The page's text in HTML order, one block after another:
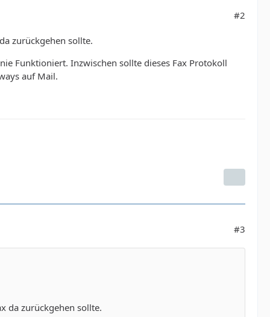
#2
zurückgehen sollte.
Funktioniert. Inzwischen sollte dieses Fax Protokoll
auf Mail.
#3
da zurückgehen sollte.